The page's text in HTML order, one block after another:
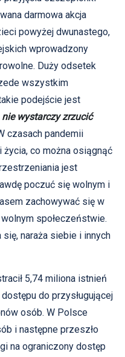
darmowa akcja
powyżej dwunastego,
wprowadzony
Duży odsetek
wszystkim
podejście jest
wystarczy zrzucić
czasach pandemii
co można osiągnąć
jest
poczuć się wolnym i
zachowywać się w
społeczeństwie.
naraża siebie i innych
5,74 miliona istnień
do przysługującej
osób. W Polsce
i następne przeszło
na ograniczony dostęp